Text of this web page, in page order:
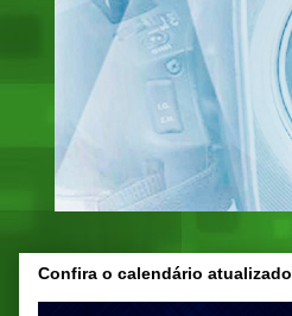
Confira o calendário atualizado